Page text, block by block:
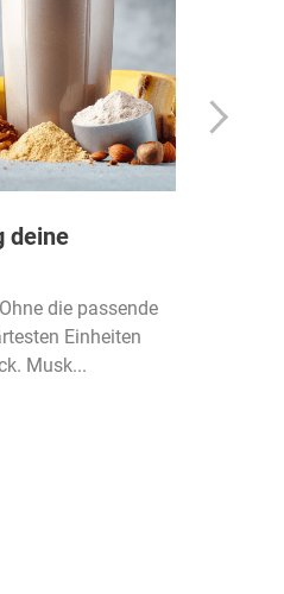
deine
die passende
Einheiten
Musk...